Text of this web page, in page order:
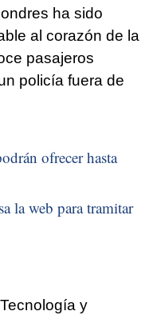
ha sido
al corazón de la
pasajeros
policía fuera de
ofrecer hasta
la web para tramitar
Tecnología y